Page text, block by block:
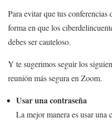
Para evitar que tus
forma en que los
debes ser cauteloso.
Y te sugerimos seguir los
reunión más segura en Zoom.
Usar una contraseña
La mejor manera es usar una